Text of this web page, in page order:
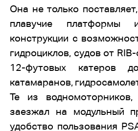
Она не только
плавучие платформы
конструкции с
гидроциклов, судов от
12-футовых катеров
катамаранов,
Те из
заезжал на модульный
удобство пользования